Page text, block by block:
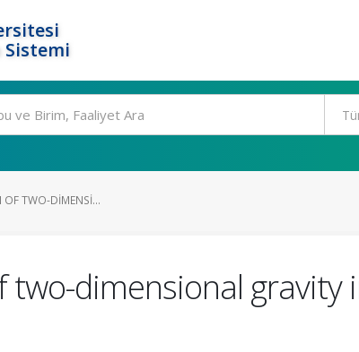
TWO-DIMENSI...
dimensional gravity